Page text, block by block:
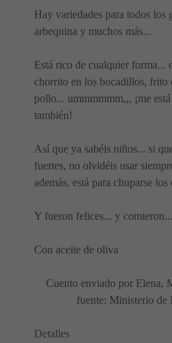
Hay variedades para todos los
arbequina y muchos más...
Está rico de cualquier forma...
chorrito en los bocadillos, frito
pollo... ummmmmm,,, ¡me
también!
Así que ya sabéis niños... si
fuertes, no olvidéis usar
además, está para chuparse los
Y fueron felices... y comieron...
Con aceite de oliva
Cuento enviado por Elena,
fuente: Ministerio de
Detalles